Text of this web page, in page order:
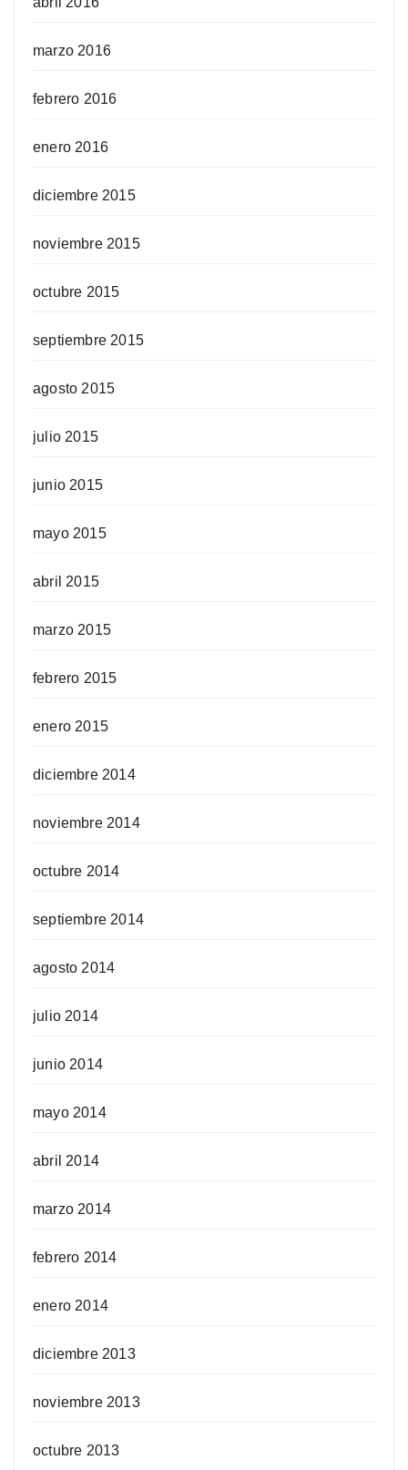
marzo 2016
febrero 2016
enero 2016
diciembre 2015
noviembre 2015
octubre 2015
septiembre 2015
agosto 2015
julio 2015
junio 2015
mayo 2015
abril 2015
marzo 2015
febrero 2015
enero 2015
diciembre 2014
noviembre 2014
octubre 2014
septiembre 2014
agosto 2014
julio 2014
junio 2014
mayo 2014
abril 2014
marzo 2014
febrero 2014
enero 2014
diciembre 2013
noviembre 2013
octubre 2013